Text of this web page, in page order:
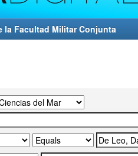
la Facultad Militar Conjunta